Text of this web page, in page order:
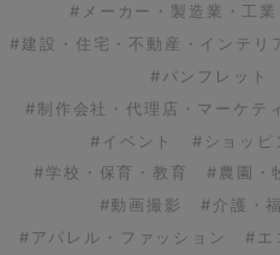
#メーカー・製造業・工業
#建設・住宅・不動産・インテリ
#パンフレット
#制作会社・代理店・マーケテ
#イベント
#ショッピ
#学校・保育・教育
#農園・
#動画撮影
#介護・福
#アパレル・ファッション
#エ